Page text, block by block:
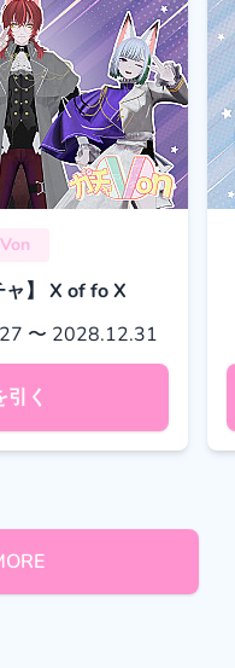
ャ】 X of fo X
〜 2028.12.31
く